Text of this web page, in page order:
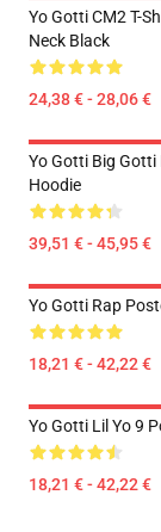
Yo Gotti CM2 T-
Neck Black
24,38 € - 28,06 €
Yo Gotti Big Gotti
Hoodie
39,51 € - 45,95 €
Yo Gotti Rap
18,21 € - 42,22 €
Yo Gotti Lil Yo 9
18,21 € - 42,22 €